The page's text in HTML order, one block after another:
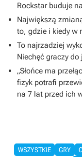
Rockstar buduje
Największą
to, gdzie i kiedy w
To najrzadziej
Niechęć graczy
„Słońce ma
fizyk potrafi
na 7 lat przed ich
WSZYSTKIE GRY